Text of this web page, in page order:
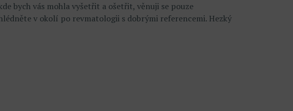
bych vás mohla vyšetřit a ošetřit, věnuji se pouze
v okolí po revmatologii s dobrými referencemi. Hezký